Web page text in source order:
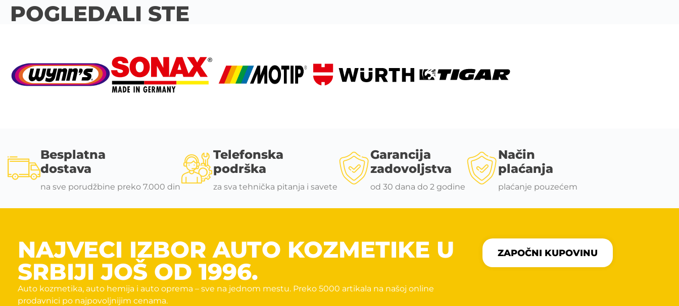
POGLEDALI STE
Besplatna
dostava
na sve porudžbine preko 7.000 din
Telefonska
podrška
za sva tehnička pitanja i savete
Garancija
zadovoljstva
od 30 dana do 2 godine
Način
plaćanja
plaćanje pouzećem
NAJVECI IZBOR AUTO KOZMETIKE U
SRBIJI JOŠ OD 1996.
Auto kozmetika, auto hemija i auto oprema – sve na jednom mestu. Preko 5000 artikala na našoj online
prodavnici po najpovoljnijim cenama.
ZAPOČNI KUPOVINU